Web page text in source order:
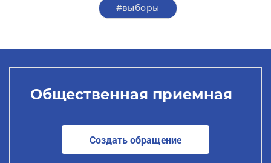
#выборы
Общественная приемная
Создать обращение